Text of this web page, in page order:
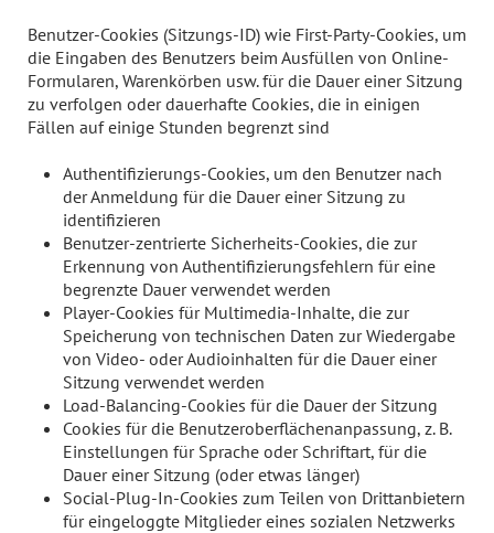
Benutzer-Cookies (Sitzungs-ID) wie First-Party-Cookies, um
die Eingaben des Benutzers beim Ausfüllen von Online-
Formularen, Warenkörben usw. für die Dauer einer Sitzung
zu verfolgen oder dauerhafte Cookies, die in einigen
Fällen auf einige Stunden begrenzt sind
Authentifizierungs-Cookies, um den Benutzer nach
der Anmeldung für die Dauer einer Sitzung zu
identifizieren
Benutzer-zentrierte Sicherheits-Cookies, die zur
Erkennung von Authentifizierungsfehlern für eine
begrenzte Dauer verwendet werden
Player-Cookies für Multimedia-Inhalte, die zur
Speicherung von technischen Daten zur Wiedergabe
von Video- oder Audioinhalten für die Dauer einer
Sitzung verwendet werden
Load-Balancing-Cookies für die Dauer der Sitzung
Cookies für die Benutzeroberflächenanpassung, z. B.
Einstellungen für Sprache oder Schriftart, für die
Dauer einer Sitzung (oder etwas länger)
Social-Plug-In-Cookies zum Teilen von Drittanbietern
für eingeloggte Mitglieder eines sozialen Netzwerks